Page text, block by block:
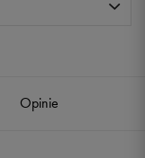
Opinie